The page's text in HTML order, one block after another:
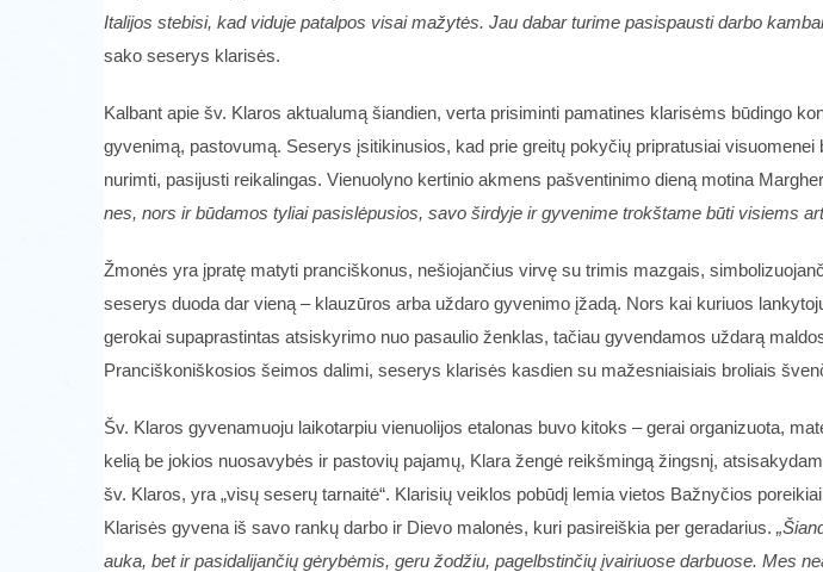
Italijos stebisi, kad viduje patalpos visai mažytės. Jau dabar turime pasispausti darbo
sako seserys klarisės.
Kalbant apie šv. Klaros aktualumą šiandien, verta prisiminti pamatines klarisėms būdingo
gyvenimą, pastovumą. Seserys įsitikinusios, kad prie greitų pokyčių pripratusiai
nurimti, pasijusti reikalingas. Vienuolyno kertinio akmens pašventinimo dieną motina
nes, nors ir būdamos tyliai pasislėpusios, savo širdyje ir gyvenime trokštame būti visiems
Žmonės yra įpratę matyti pranciškonus, nešiojančius virvę su trimis mazgais,
seserys duoda dar vieną – klauzūros arba uždaro gyvenimo įžadą. Nors kai kuriuos
gerokai supaprastintas atsiskyrimo nuo pasaulio ženklas, tačiau gyvendamos uždarą
Pranciškoniškosios šeimos dalimi, seserys klarisės kasdien su mažesniaisiais broliais
Šv. Klaros gyvenamuoju laikotarpiu vienuolijos etalonas buvo kitoks – gerai organizuota,
kelią be jokios nuosavybės ir pastovių pajamų, Klara žengė reikšmingą žingsnį,
šv. Klaros, yra „visų seserų tarnaitė“. Klarisių veiklos pobūdį lemia vietos Bažnyčios
Klarisės gyvena iš savo rankų darbo ir Dievo malonės, kuri pasireiškia per geradarius.
auka, bet ir pasidalijančių gėrybėmis, geru žodžiu, pagelbstinčių įvairiuose darbuose. Mes